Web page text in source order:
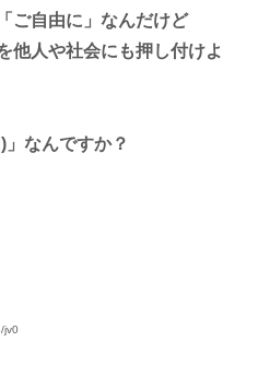
ご自由に」なんだけど
他人や社会にも押し付けよ
なんですか？
jv0